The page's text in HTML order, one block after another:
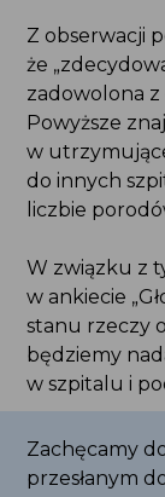
Powyższe
w
do innych
porodów w
W związku z
„Głos
monitorować
dalsze
Zachęcamy